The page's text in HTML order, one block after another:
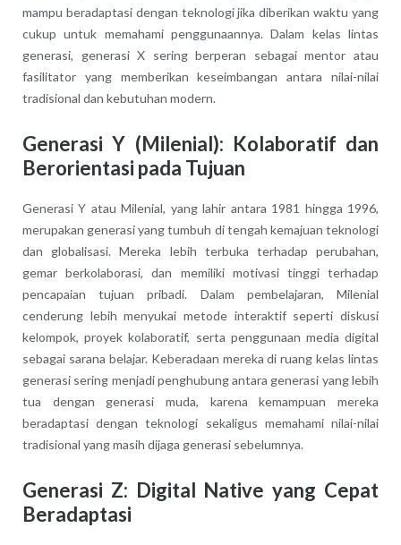
mampu beradaptasi dengan teknologi jika diberikan waktu yang
cukup untuk memahami penggunaannya. Dalam kelas lintas
generasi, generasi X sering berperan sebagai mentor atau
fasilitator yang memberikan keseimbangan antara nilai-nilai
tradisional dan kebutuhan modern.
Generasi Y (Milenial): Kolaboratif dan
Berorientasi pada Tujuan
Generasi Y atau Milenial, yang lahir antara 1981 hingga 1996,
merupakan generasi yang tumbuh di tengah kemajuan teknologi
dan globalisasi. Mereka lebih terbuka terhadap perubahan,
gemar berkolaborasi, dan memiliki motivasi tinggi terhadap
pencapaian tujuan pribadi. Dalam pembelajaran, Milenial
cenderung lebih menyukai metode interaktif seperti diskusi
kelompok, proyek kolaboratif, serta penggunaan media digital
sebagai sarana belajar. Keberadaan mereka di ruang kelas lintas
generasi sering menjadi penghubung antara generasi yang lebih
tua dengan generasi muda, karena kemampuan mereka
beradaptasi dengan teknologi sekaligus memahami nilai-nilai
tradisional yang masih dijaga generasi sebelumnya.
Generasi Z: Digital Native yang Cepat
Beradaptasi